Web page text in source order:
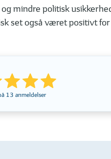
mindre politisk
set også været positivt for
13 anmeldelser